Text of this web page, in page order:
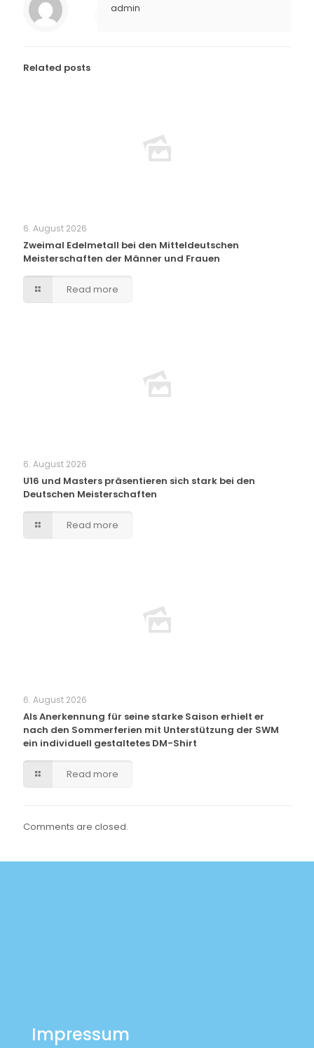
admin
Related posts
6. August 2026
Zweimal Edelmetall bei den Mitteldeutschen
Meisterschaften der Männer und Frauen
Read more
6. August 2026
U16 und Masters präsentieren sich stark bei den
Deutschen Meisterschaften
Read more
6. August 2026
Als Anerkennung für seine starke Saison erhielt er
nach den Sommerferien mit Unterstützung der SWM
ein individuell gestaltetes DM-Shirt
Read more
Comments are closed.
Impressum